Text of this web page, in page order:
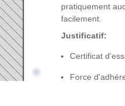
©
pratiquement
facilement.
Justificatif:
Certificat
Force